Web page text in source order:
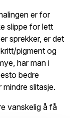
er for
slippe for lett
sprekker, er det
pigment og
har man i
bedre
slitasje.
vanskelig å få